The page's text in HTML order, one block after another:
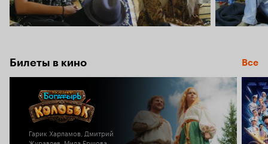
Билеты в кино Все
Гарик Харламов, Дмитрий